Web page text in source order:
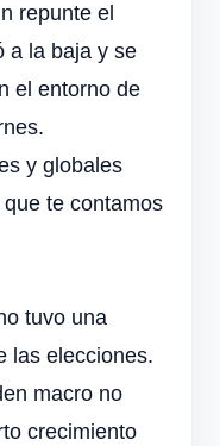
repunte el
a la baja y se
el entorno de
y globales
que te contamos
tuvo una
las elecciones.
macro no
crecimiento